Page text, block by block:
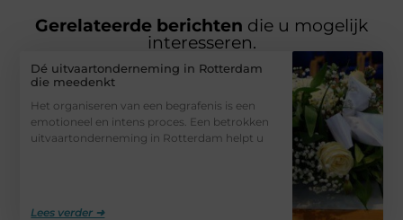
Gerelateerde berichten die u mogelijk
interesseren.
Dé uitvaartonderneming in Rotterdam
die meedenkt
Het organiseren van een begrafenis is een
emotioneel en intens proces. Een betrokken
uitvaartonderneming in Rotterdam helpt u
Lees verder ➜